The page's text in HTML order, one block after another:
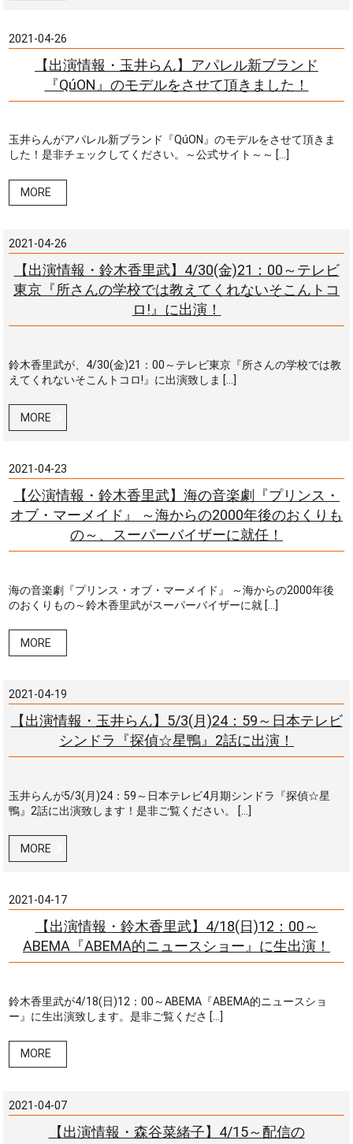
2021-04-26
【出演情報・玉井らん】アパレル新ブランド
『QúON』のモデルをさせて頂きました！
玉井らんがアパレル新ブランド『QúON』のモデルをさせて頂きま
した！是非チェックしてください。～公式サイト～～ […]
MORE
2021-04-26
【出演情報・鈴木香里武】4/30(金)21：00～テレビ
東京『所さんの学校では教えてくれないそこんトコ
ロ!』に出演！
鈴木香里武が、4/30(金)21：00～テレビ東京『所さんの学校では教
えてくれないそこんトコロ!』に出演致しま […]
MORE
2021-04-23
【公演情報・鈴木香里武】海の音楽劇『プリンス・
オブ・マーメイド』 ～海からの2000年後のおくりも
の～、スーパーバイザーに就任！
海の音楽劇『プリンス・オブ・マーメイド』 ～海からの2000年後
のおくりもの～鈴木香里武がスーパーバイザーに就 […]
MORE
2021-04-19
【出演情報・玉井らん】5/3(月)24：59～日本テレビ
シンドラ『探偵☆星鴨』2話に出演！
玉井らんが5/3(月)24：59～日本テレビ4月期シンドラ『探偵☆星
鴨』2話に出演致します！是非ご覧ください。 […]
MORE
2021-04-17
【出演情報・鈴木香里武】4/18(日)12：00～
ABEMA『ABEMA的ニュースショー』に生出演！
鈴木香里武が4/18(日)12：00～ABEMA『ABEMA的ニュースショ
ー』に生出演致します。是非ご覧くださ […]
MORE
2021-04-07
【出演情報・森谷菜緒子】4/15～配信の